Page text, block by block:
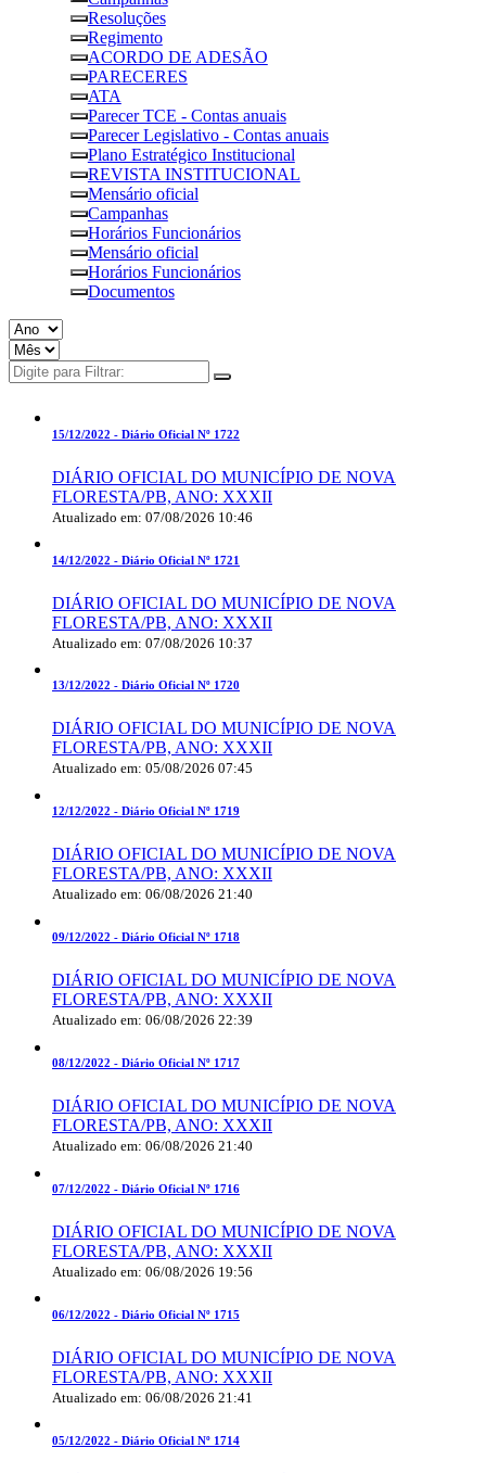
Resoluções
Regimento
ACORDO DE ADESÃO
PARECERES
ATA
Parecer TCE - Contas anuais
Parecer Legislativo - Contas anuais
Plano Estratégico Institucional
REVISTA INSTITUCIONAL
Mensário oficial
Campanhas
Horários Funcionários
Mensário oficial
Horários Funcionários
Documentos
15/12/2022 - Diário Oficial Nº 1722
DIÁRIO OFICIAL DO MUNICÍPIO DE NOVA
FLORESTA/PB, ANO: XXXII
Atualizado em: 07/08/2026 10:46
14/12/2022 - Diário Oficial Nº 1721
DIÁRIO OFICIAL DO MUNICÍPIO DE NOVA
FLORESTA/PB, ANO: XXXII
Atualizado em: 07/08/2026 10:37
13/12/2022 - Diário Oficial Nº 1720
DIÁRIO OFICIAL DO MUNICÍPIO DE NOVA
FLORESTA/PB, ANO: XXXII
Atualizado em: 05/08/2026 07:45
12/12/2022 - Diário Oficial Nº 1719
DIÁRIO OFICIAL DO MUNICÍPIO DE NOVA
FLORESTA/PB, ANO: XXXII
Atualizado em: 06/08/2026 21:40
09/12/2022 - Diário Oficial Nº 1718
DIÁRIO OFICIAL DO MUNICÍPIO DE NOVA
FLORESTA/PB, ANO: XXXII
Atualizado em: 06/08/2026 22:39
08/12/2022 - Diário Oficial Nº 1717
DIÁRIO OFICIAL DO MUNICÍPIO DE NOVA
FLORESTA/PB, ANO: XXXII
Atualizado em: 06/08/2026 21:40
07/12/2022 - Diário Oficial Nº 1716
DIÁRIO OFICIAL DO MUNICÍPIO DE NOVA
FLORESTA/PB, ANO: XXXII
Atualizado em: 06/08/2026 19:56
06/12/2022 - Diário Oficial Nº 1715
DIÁRIO OFICIAL DO MUNICÍPIO DE NOVA
FLORESTA/PB, ANO: XXXII
Atualizado em: 06/08/2026 21:41
05/12/2022 - Diário Oficial Nº 1714